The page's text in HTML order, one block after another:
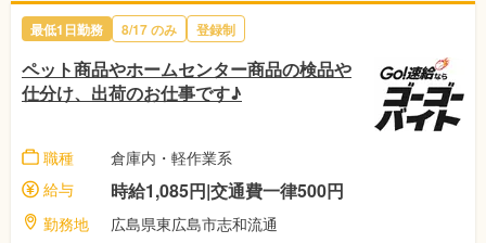
最低1日勤務 8/17のみ 登録制
ペット商品やホームセンター商品の検品や
仕分け、出荷のお仕事です♪
職種
倉庫内・軽作業系
給与
時給1,085円|交通費一律500円
勤務地
広島県東広島市志和流通